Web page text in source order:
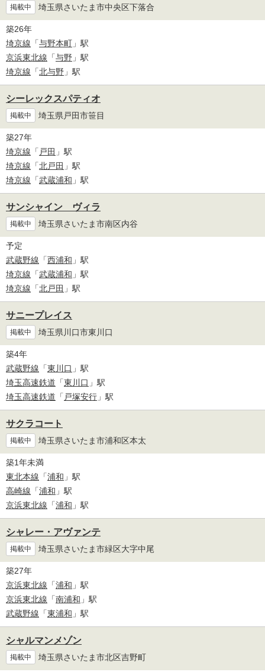
掲載中 埼玉県さいたま市中央区下落合
築26年
埼京線 「与野本町 」駅
京浜東北線 「与野 」駅
埼京線 「北与野 」駅
シーレックスパティオ
掲載中 埼玉県戸田市笹目
築27年
埼京線 「 戸田 」駅
埼京線 「北戸田 」駅
埼京線 「武蔵浦和 」駅
サンシャイン ヴィラ
掲載中 埼玉県さいたま市南区内谷
予定
武蔵野線 「西浦和 」駅
埼京線 「武蔵浦和 」駅
埼京線 「北戸田 」駅
サニープレイス
掲載中 埼玉県川口市東川口
築4年
武蔵野線 「東川口 」駅
埼玉高速鉄道 「東川口 」駅
埼玉高速鉄道 「 戸塚安行 」駅
サクラコート
掲載中 埼玉県さいたま市浦和区本太
築1年未満
東北本線 「浦和 」駅
高崎線 「浦和 」駅
京浜東北線 「浦和 」駅
シャレー・アヴァンテ
掲載中 埼玉県さいたま市緑区大字中尾
築27年
京浜東北線 「浦和 」駅
京浜東北線 「南浦和 」駅
武蔵野線 「東浦和 」駅
シャルマンメゾン
掲載中 埼玉県さいたま市北区吉野町